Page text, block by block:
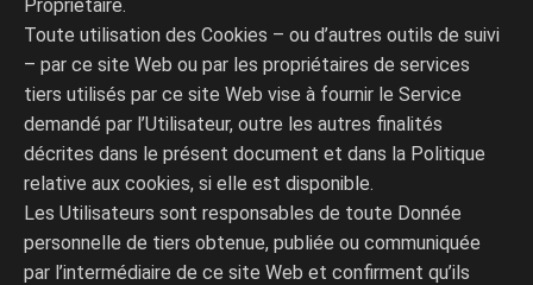
Propriétaire.
Toute utilisation des Cookies – ou d’autres outils de suivi
– par ce site Web ou par les propriétaires de services
tiers utilisés par ce site Web vise à fournir le Service
demandé par l’Utilisateur, outre les autres finalités
décrites dans le présent document et dans la Politique
relative aux cookies, si elle est disponible.
Les Utilisateurs sont responsables de toute Donnée
personnelle de tiers obtenue, publiée ou communiquée
par l’intermédiaire de ce site Web et confirment qu’ils